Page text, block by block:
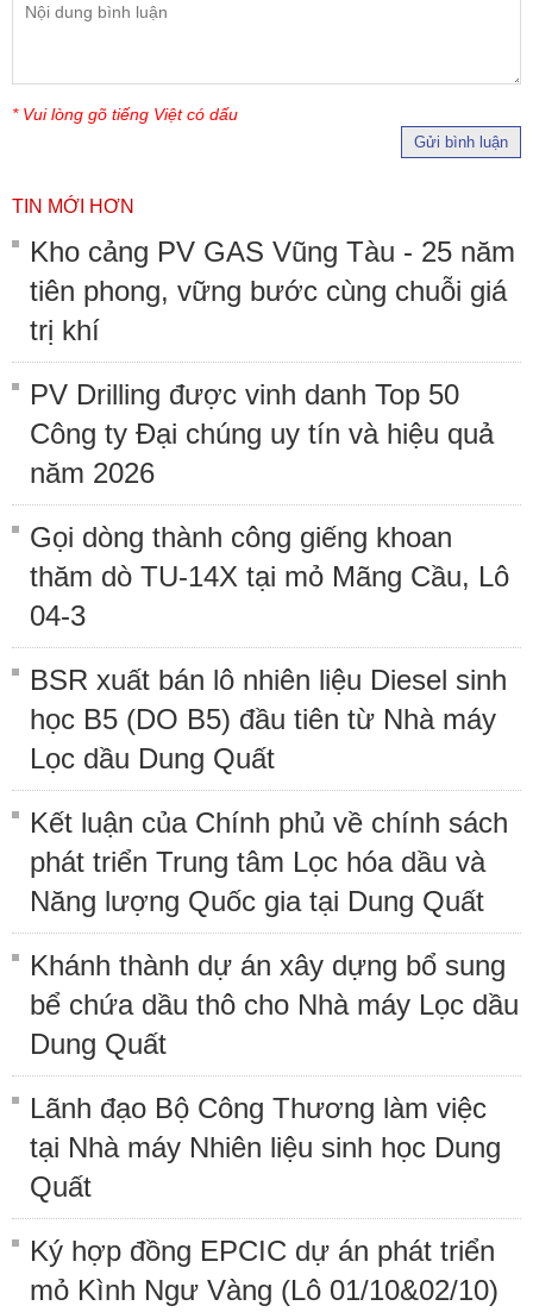
* Vui lòng gõ tiếng Việt có dấu
Gửi bình luận
TIN MỚI HƠN
Kho cảng PV GAS Vũng Tàu - 25 năm
tiên phong, vững bước cùng chuỗi giá
trị khí
PV Drilling được vinh danh Top 50
Công ty Đại chúng uy tín và hiệu quả
năm 2026
Gọi dòng thành công giếng khoan
thăm dò TU-14X tại mỏ Mãng Cầu, Lô
04-3
BSR xuất bán lô nhiên liệu Diesel sinh
học B5 (DO B5) đầu tiên từ Nhà máy
Lọc dầu Dung Quất
Kết luận của Chính phủ về chính sách
phát triển Trung tâm Lọc hóa dầu và
Năng lượng Quốc gia tại Dung Quất
Khánh thành dự án xây dựng bổ sung
bể chứa dầu thô cho Nhà máy Lọc dầu
Dung Quất
Lãnh đạo Bộ Công Thương làm việc
tại Nhà máy Nhiên liệu sinh học Dung
Quất
Ký hợp đồng EPCIC dự án phát triển
mỏ Kình Ngư Vàng (Lô 01/10&02/10)